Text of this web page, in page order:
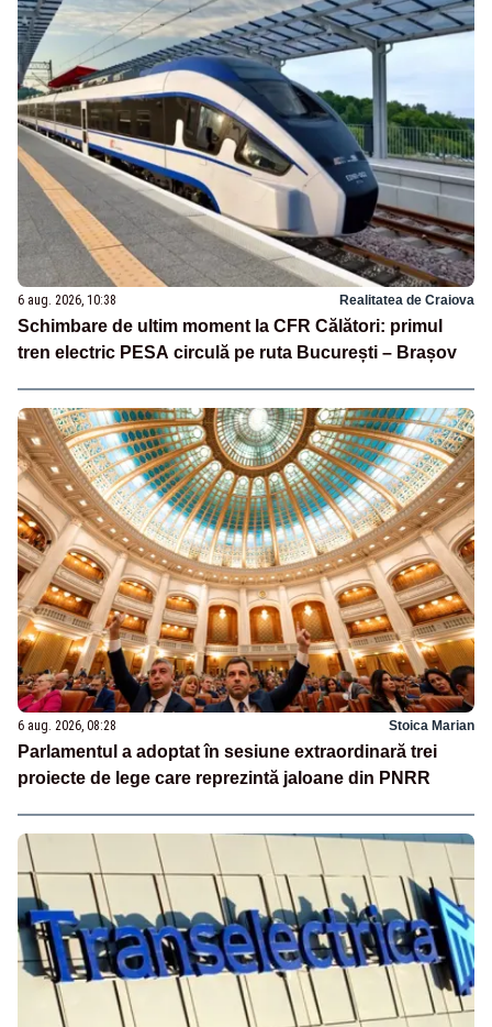
6 aug. 2026, 10:38 Realitatea de Craiova
Schimbare de ultim moment la CFR Călători: primul
tren electric PESA circulă pe ruta București – Brașov
6 aug. 2026, 08:28 Stoica Marian
Parlamentul a adoptat în sesiune extraordinară trei
proiecte de lege care reprezintă jaloane din PNRR